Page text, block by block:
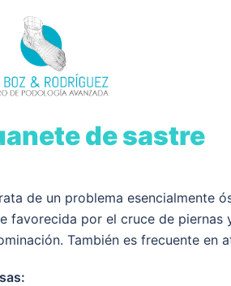
de sastre
de un problema esencialmente
favorecida por el cruce de
También es frecuente en